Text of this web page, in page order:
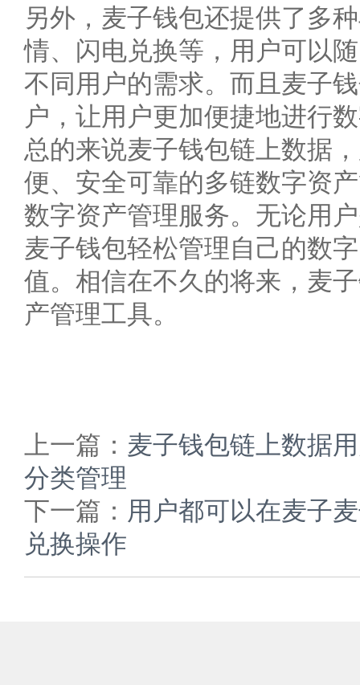
另外，麦子钱包还提供了多
情、闪电兑换等，用户可以
不同用户的需求。而且麦子
户，让用户更加便捷地进行
总的来说麦子钱包链上数据
便、安全可靠的多链数字资
数字资产管理服务。无论用
麦子钱包轻松管理自己的数
值。相信在不久的将来，麦
产管理工具。
上一篇： 麦子钱包链上数据
分类管理
下一篇： 用户都可以在麦子
兑换操作